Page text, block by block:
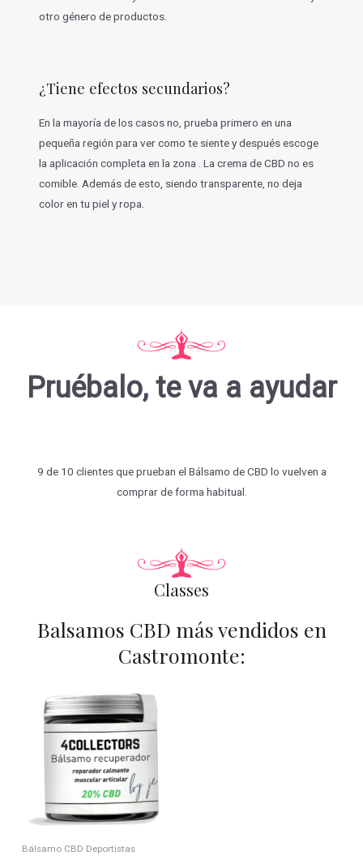
otro género de productos.
¿Tiene efectos secundarios?
En la mayoría de los casos no, prueba primero en una
pequeña región para ver como te siente y después escoge
la aplicación completa en la zona . La crema de CBD no es
comible. Además de esto, siendo transparente, no deja
color en tu piel y ropa.
Pruébalo, te va a ayudar
9 de 10 clientes que prueban el Bálsamo de CBD lo vuelven a
comprar de forma habitual.
Classes
Balsamos CBD más vendidos en
Castromonte:
Bálsamo CBD Deportistas